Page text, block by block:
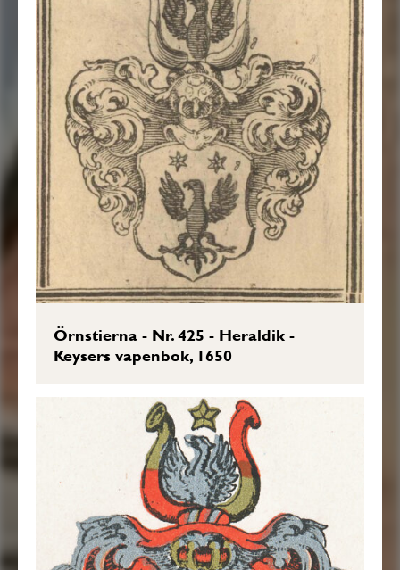
Örnstierna - Nr. 425 - Heraldik -
Keysers vapenbok, 1650